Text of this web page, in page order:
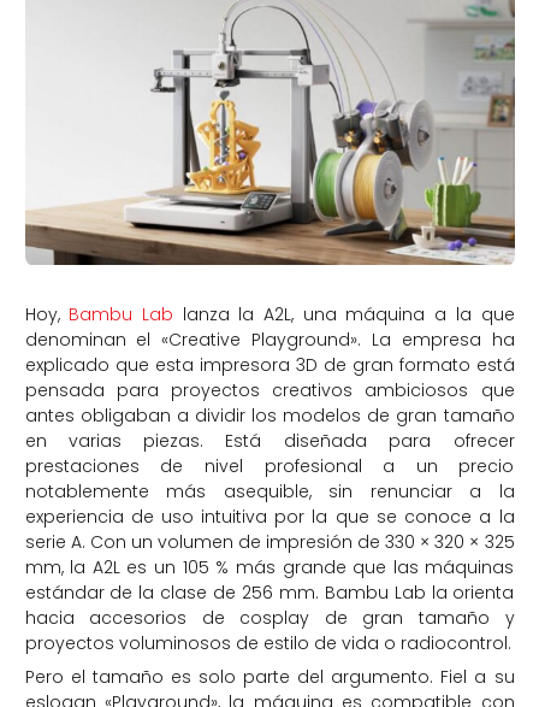
Hoy, Bambu Lab lanza la A2L, una máquina a la que
denominan el «Creative Playground». La empresa ha
explicado que esta impresora 3D de gran formato está
pensada para proyectos creativos ambiciosos que
antes obligaban a dividir los modelos de gran tamaño
en varias piezas. Está diseñada para ofrecer
prestaciones de nivel profesional a un precio
notablemente más asequible, sin renunciar a la
experiencia de uso intuitiva por la que se conoce a la
serie A. Con un volumen de impresión de 330 × 320 × 325
mm, la A2L es un 105 % más grande que las máquinas
estándar de la clase de 256 mm. Bambu Lab la orienta
hacia accesorios de cosplay de gran tamaño y
proyectos voluminosos de estilo de vida o radiocontrol.
Pero el tamaño es solo parte del argumento. Fiel a su
eslogan «Playground», la máquina es compatible con